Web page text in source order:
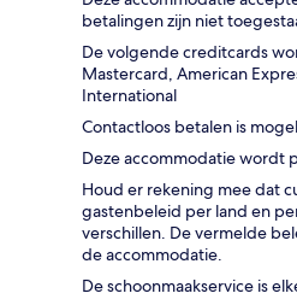
betalingen zijn niet
De volgende creditcards
Mastercard, American
International
Contactloos betalen is
Deze accommodatie wordt
Houd er rekening mee dat
gastenbeleid per land en
verschillen. De vermelde
de accommodatie.
De schoonmaakservice is